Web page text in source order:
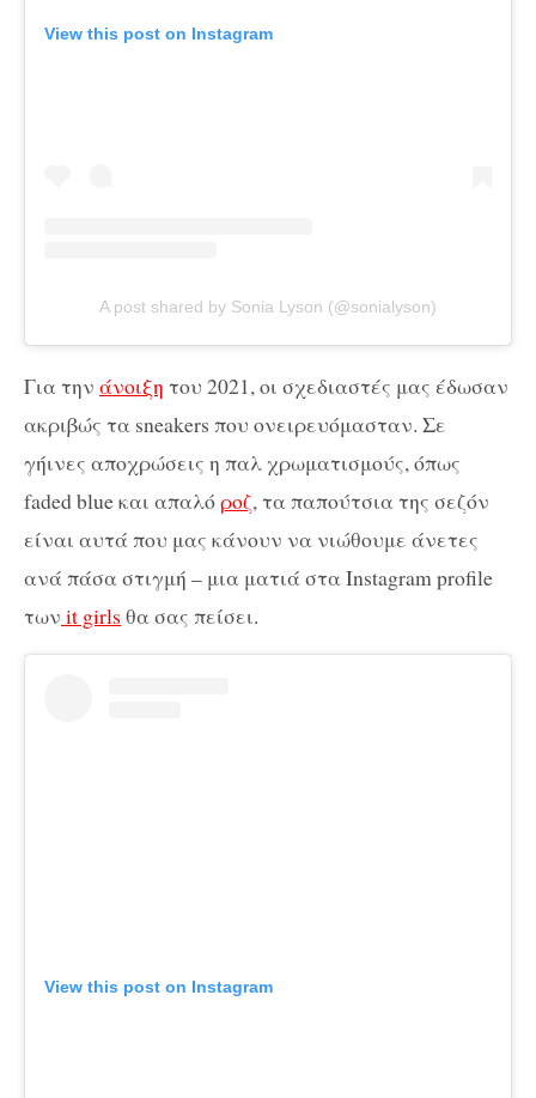
View this post on Instagram
A post shared by Sonia Lyson (@sonialyson)
Για την άνοιξη του 2021, οι σχεδιαστές μας έδωσαν
ακριβώς τα sneakers που ονειρευόμασταν. Σε
γήινες αποχρώσεις η παλ χρωματισμούς, όπως
faded blue και απαλόροζ, τα παπούτσια της σεζόν
είναι αυτά που μας κάνουν να νιώθουμε άνετες
ανά πάσα στιγμή – μια ματιά στα Instagram profile
των it girls θα σας πείσει.
View this post on Instagram